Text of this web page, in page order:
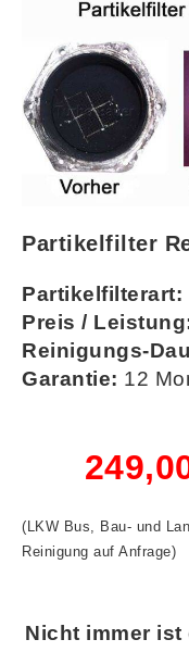
Partikelfilter
Partikelfilterart:
Preis /
Reinigungs-
Garantie: 12
(LKW Bus, Bau- und
Reinigung auf Anfrage)
Nicht immer